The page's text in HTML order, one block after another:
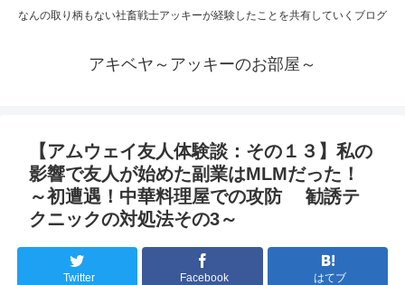
なんの取り柄もない社畜戦士アッキーが経験したことを共有していくブログ
アキベヤ～アッキーのお部屋～
【アムウェイ友人体験談：その１３】私の
影響で友人が始めた副業はMLMだった！
～初遭遇！中華料理屋での攻防 勧誘テ
クニックの対処法その3～
Twitter Facebook はてブ